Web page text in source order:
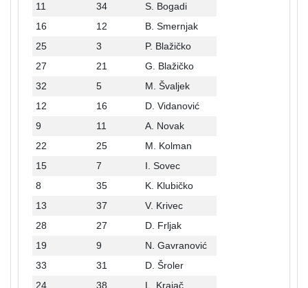
11
34
S. Bogadi
16
12
B. Smernjak
25
3
P. Blažičko
27
21
G. Blažičko
32
5
M. Švaljek
12
16
D. Vidanović
9
11
A. Novak
22
25
M. Kolman
15
7
I. Sovec
8
35
K. Klubičko
13
37
V. Krivec
28
27
D. Frljak
19
9
N. Gavranović
33
31
D. Šroler
24
38 L. Krajač